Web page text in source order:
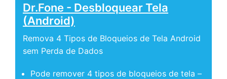
Dr.Fone - Desbloquear Tela
(Android)
Remova 4 Tipos de Bloqueios de Tela Android
sem Perda de Dados
Pode remover 4 tipos de bloqueios de tela –